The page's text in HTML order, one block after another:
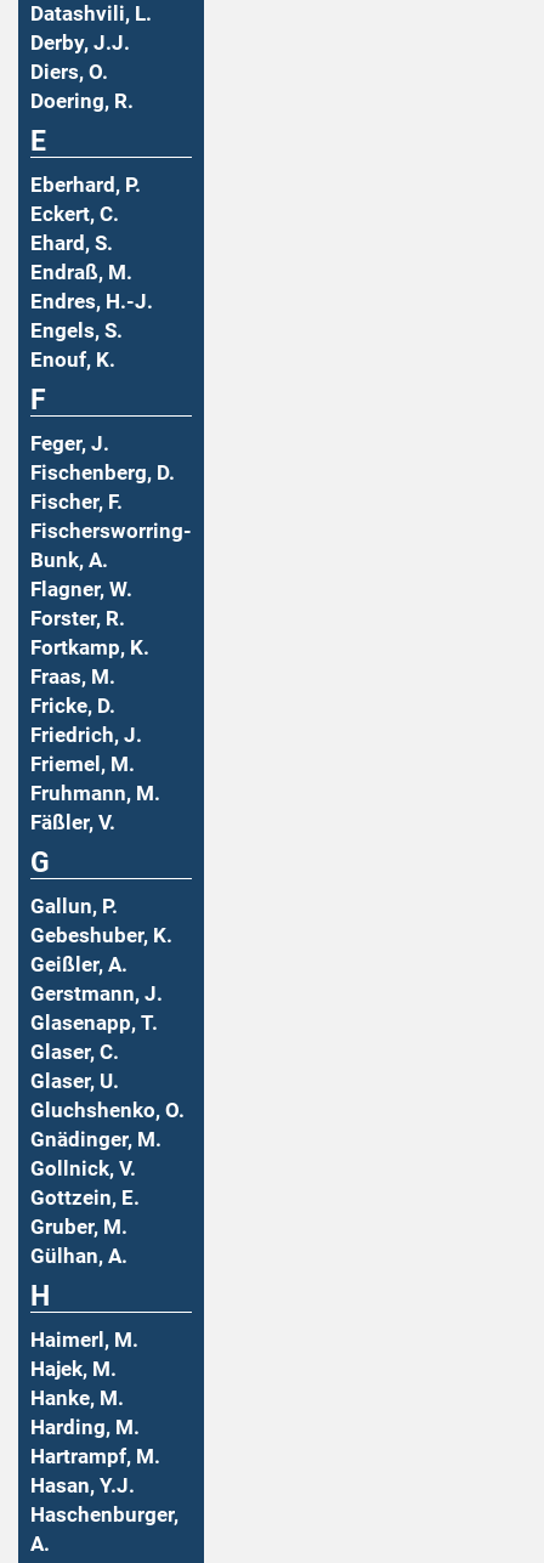
Datashvili, L.
Derby, J.J.
Diers, O.
Doering, R.
E
Eberhard, P.
Eckert, C.
Ehard, S.
Endraß, M.
Endres, H.-J.
Engels, S.
Enouf, K.
F
Feger, J.
Fischenberg, D.
Fischer, F.
Fischersworring-
Bunk, A.
Flagner, W.
Forster, R.
Fortkamp, K.
Fraas, M.
Fricke, D.
Friedrich, J.
Friemel, M.
Fruhmann, M.
Fäßler, V.
G
Gallun, P.
Gebeshuber, K.
Geißler, A.
Gerstmann, J.
Glasenapp, T.
Glaser, C.
Glaser, U.
Gluchshenko, O.
Gnädinger, M.
Gollnick, V.
Gottzein, E.
Gruber, M.
Gülhan, A.
H
Haimerl, M.
Hajek, M.
Hanke, M.
Harding, M.
Hartrampf, M.
Hasan, Y.J.
Haschenburger,
A.